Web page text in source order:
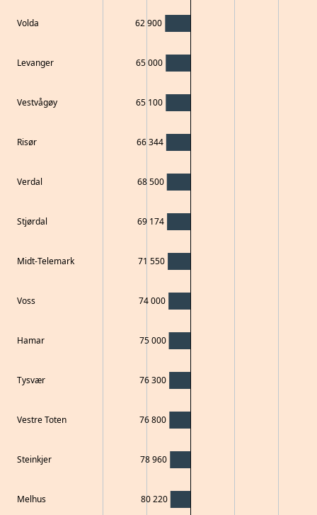
Volda
Levanger
Vestvågøy
Risør
Verdal
Stjørdal
Midt-Telemark
Voss
Hamar
Tysvær
Vestre Toten
Steinkjer
Melhus
62 900
65 000
65 100
66 344
68 500
69 174
71 550
74 000
75 000
76 300
76 800
78 960
80 220